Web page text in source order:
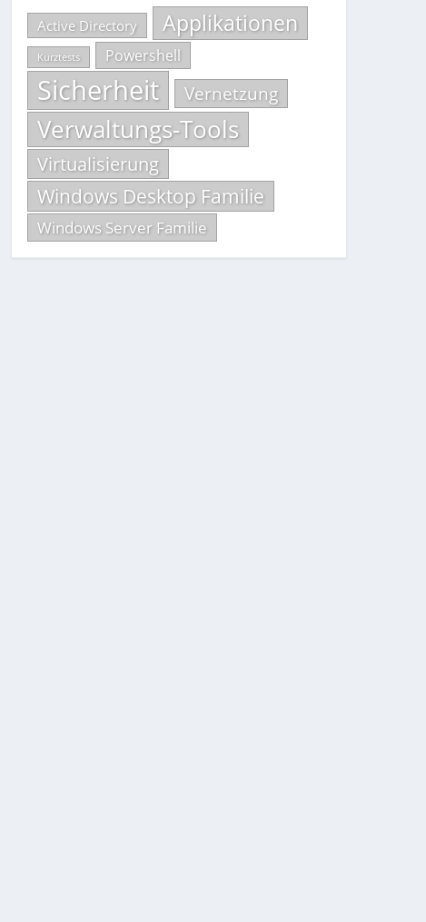
Active Directory Applikationen
Kurztests Powershell
Sicherheit Vernetzung
Verwaltungs-Tools
Virtualisierung
Windows Desktop Familie
Windows Server Familie